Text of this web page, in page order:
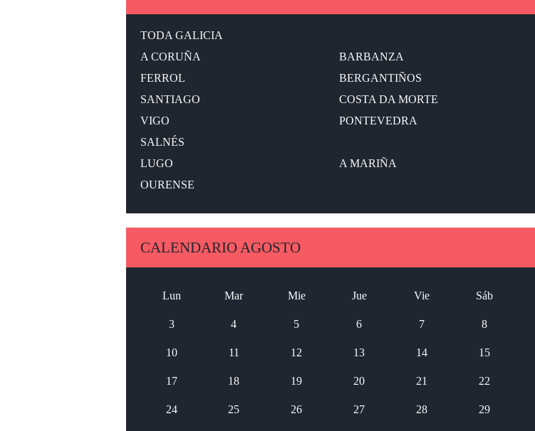
TODA GALICIA
A CORUÑA
FERROL
SANTIAGO
BARBANZA
BERGANTIÑOS
COSTA DA MORTE
VIGO
SALNÉS
PONTEVEDRA
LUGO
A MARIÑA
OURENSE
CALENDARIO AGOSTO
Lun Mar Mie Jue Vie Sáb
3 4 5 6 7 8
10 11 12 13 14 15
17 18 19 20 21 22
24 25 26 27 28 29